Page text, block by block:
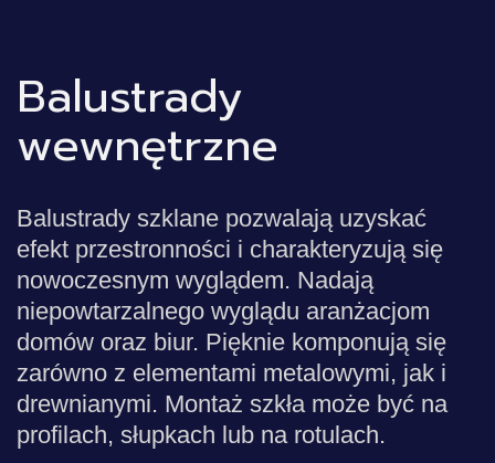
Balustrady
wewnętrzne
Balustrady szklane pozwalają uzyskać
efekt przestronności i charakteryzują się
nowoczesnym wyglądem. Nadają
niepowtarzalnego wyglądu aranżacjom
domów oraz biur. Pięknie komponują się
zarówno z elementami metalowymi, jak i
drewnianymi. Montaż szkła może być na
profilach, słupkach lub na rotulach.